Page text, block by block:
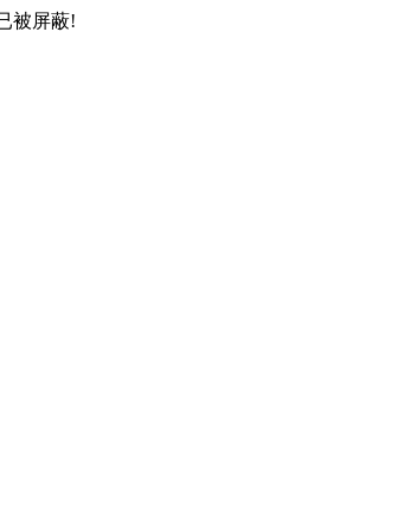
被屏蔽!